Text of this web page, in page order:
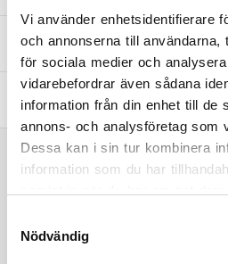
Vi använder enhetsidentifierare
och annonserna till användarna,
för sociala medier och
vidarebefordrar även sådana
information från din enhet till de
annons- och analysföretag som
Dessa kan i sin tur kombinera
information som du har
Nödvändig
HITTA DIN HÅLFOTSHÖJD
INNEHÅLL
RELATERADE